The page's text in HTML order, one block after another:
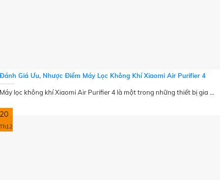
Đánh Giá Ưu, Nhược Điểm Máy Lọc Không Khí Xiaomi Air Purifier 4
Máy lọc không khí Xiaomi Air Purifier 4 là một trong những thiết bị gia ...
20
Th12